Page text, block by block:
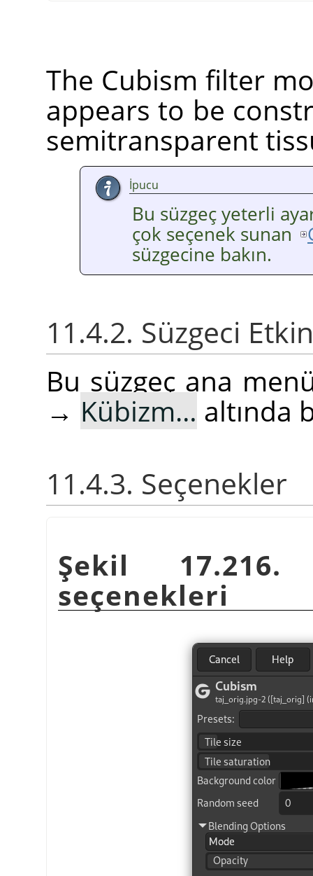
The Cubism filter
appears to be
semitransparent
İpucu
Bu süzgeç yeterli
çok seçenek sunan
süzgecine bakın.
11.4.2. Süzgeci
Bu süzgeç ana
→ Kübizm… altında
11.4.3. Seçenekler
Şekil
seçenekleri